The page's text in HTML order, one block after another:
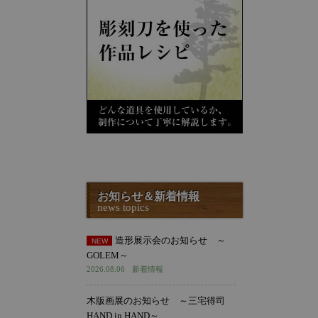
お知らせ＆新着情報
news topics